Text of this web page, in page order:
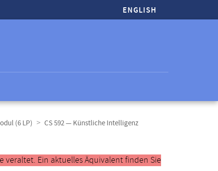
ENGLISH
(6 LP) CS 592 — Künstliche Intelligenz
veraltet. Ein aktuelles Äquivalent finden Sie